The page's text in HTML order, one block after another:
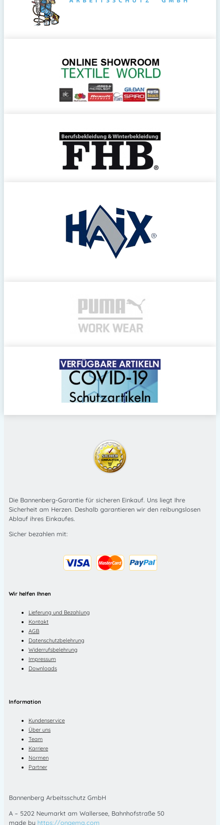
Die Bannenberg-Garantie für sicheren Einkauf. Uns liegt Ihre
Sicherheit am Herzen. Deshalb garantieren wir den reibungslosen
Ablauf ihres Einkaufes.
Sicher bezahlen mit:
Wir helfen Ihnen
Lieferung und Bezahlung
Kontakt
AGB
Datenschutzbelehrung
Widerrufsbelehrung
Impressum
Downloads
Information
Kundenservice
Über uns
Team
Karriere
Normen
Partner
Bannenberg Arbeitsschutz GmbH
A – 5202 Neumarkt am Wallersee, Bahnhofstraße 50
made by https://ongema.com